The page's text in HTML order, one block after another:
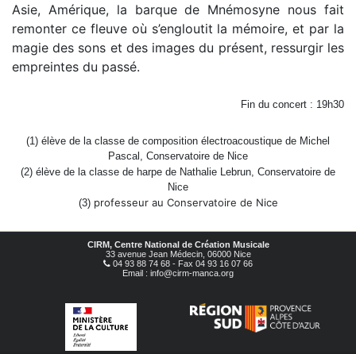
Asie, Amérique, la barque de Mnémosyne nous fait
remonter ce fleuve où s’engloutit la mémoire, et par la
magie des sons et des images du présent, ressurgir les
empreintes du passé.
Fin du concert : 19h30
(1) élève de la classe de composition électroacoustique de Michel
Pascal, Conservatoire de Nice
(2) élève de la classe de harpe de Nathalie Lebrun, Conservatoire de
Nice
(3) professeur au Conservatoire de Nice
CIRM, Centre National de Création Musicale
33 avenue Jean Médecin, 06000 Nice
04 93 88 74 68 - Fax 04 93 16 07 66
Email : info@cirm-manca.org